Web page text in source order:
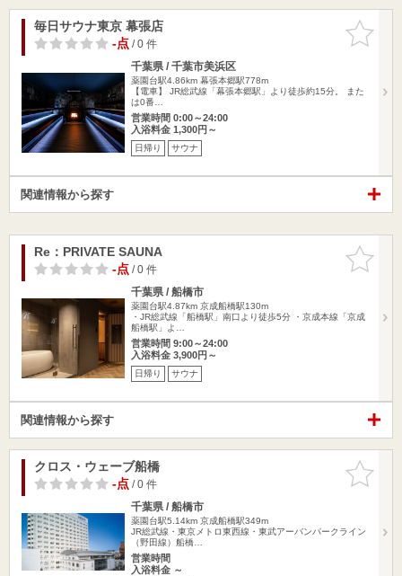
お気に入
りに追加
毎日サウナ東京 幕張店
-点/ 0 件
千葉県 / 千葉市美浜区
薬園台駅4.86km 幕張本郷駅778m
【電車】 JR総武線「幕張本郷駅」より徒歩約15分。 また
は0番…
営業時間 0:00～24:00
入浴料金 1,300円～
日帰り サウナ
関連情報から探す
お気に入
りに追加
Re：PRIVATE SAUNA
-点/ 0 件
千葉県 / 船橋市
薬園台駅4.87km 京成船橋駅130m
・JR総武線「船橋駅」南口より徒歩5分 ・京成本線「京成
船橋駅」よ…
営業時間 9:00～24:00
入浴料金 3,900円～
日帰り サウナ
関連情報から探す
お気に入
りに追加
クロス・ウェーブ船橋
-点/ 0 件
千葉県 / 船橋市
薬園台駅5.14km 京成船橋駅349m
JR総武線・東京メトロ東西線・東武アーバンパークライン
（野田線）船橋…
営業時間
入浴料金 ～